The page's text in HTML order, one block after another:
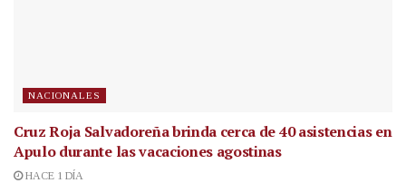
NACIONALES
Cruz Roja Salvadoreña brinda cerca de 40 asistencias en
Apulo durante las vacaciones agostinas
HACE 1 DÍA